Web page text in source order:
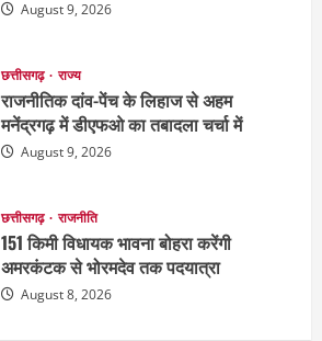
August 9, 2026
छत्तीसगढ़ राजनीति
151 किमी विधायक भावना बोहरा करेंगी
अमरकंटक से भोरमदेव तक पदयात्रा
August 8, 2026
National Politics
महाराष्ट्र में सियासी हलचल तेज, पीएम मोदी से
मिलेंगे शरद पवार गुट के सांसद
August 10, 2026